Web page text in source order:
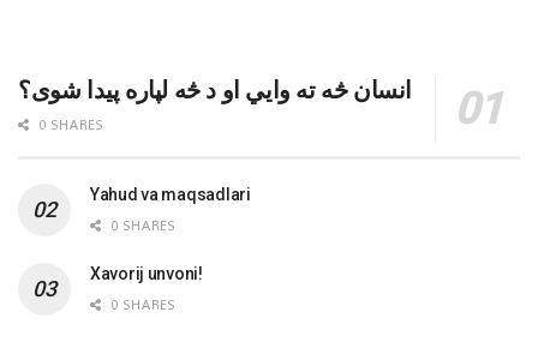
انسان څه ته وایي او د څه لپاره پیدا شوی؟
0 SHARES
Yahud va maqsadlari
0 SHARES
Xavorij unvoni!
0 SHARES